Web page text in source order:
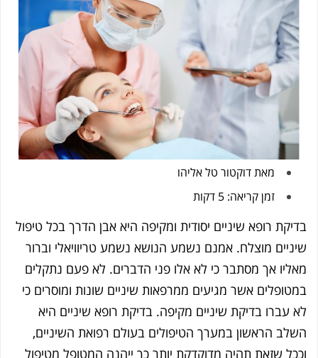
מאתדוקטור טל אליהו
זמן קריאה: 5 דקות
בדיקת רופא שיניים יסודית ומקיפה היא אבן הדרך בכל טיפול
שיניים מוצלח. אמנם נשמע הנושא נשמע טריוויאלי וברור
מאליו אך מסתבר כי לא אלו פני הדברים. לא פעם נתקלים
במטופלים אשר מגיעים ממרפאות שיניים שונות ומוסרים כי
לא עברו בדיקת שיניים מקיפה. בדיקת רופא שיניים היא
השלב הראשון במערך הטיפולים בעולם רפואת השיניים,
וככל שזאת תהיה מדוקדקת יותר כך ייהנה המטופל מטיפול